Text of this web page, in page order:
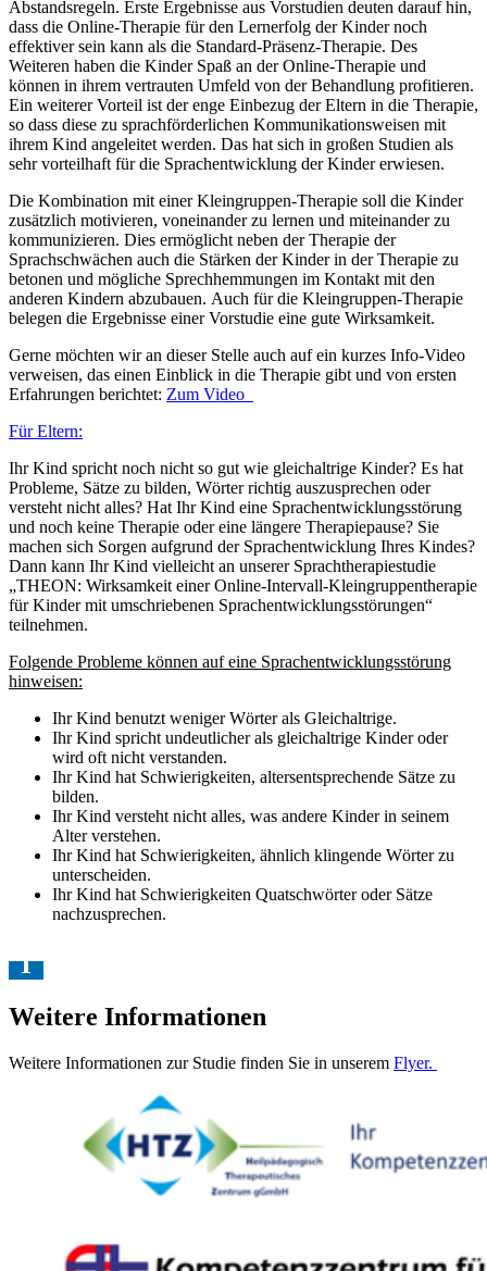
Abstandsregeln. Erste Ergebnisse aus Vorstudien deuten darauf hin,
dass die Online-Therapie für den Lernerfolg der Kinder noch
effektiver sein kann als die Standard-Präsenz-Therapie. Des
Weiteren haben die Kinder Spaß an der Online-Therapie und
können in ihrem vertrauten Umfeld von der Behandlung profitieren.
Ein weiterer Vorteil ist der enge Einbezug der Eltern in die Therapie,
so dass diese zu sprachförderlichen Kommunikationsweisen mit
ihrem Kind angeleitet werden. Das hat sich in großen Studien als
sehr vorteilhaft für die Sprachentwicklung der Kinder erwiesen.
Die Kombination mit einer Kleingruppen-Therapie soll die Kinder
zusätzlich motivieren, voneinander zu lernen und miteinander zu
kommunizieren. Dies ermöglicht neben der Therapie der
Sprachschwächen auch die Stärken der Kinder in der Therapie zu
betonen und mögliche Sprechhemmungen im Kontakt mit den
anderen Kindern abzubauen. Auch für die Kleingruppen-Therapie
belegen die Ergebnisse einer Vorstudie eine gute Wirksamkeit.
Gerne möchten wir an dieser Stelle auch auf ein kurzes Info-Video
verweisen, das einen Einblick in die Therapie gibt und von ersten
Erfahrungen berichtet: Zum Video
Für Eltern:
Ihr Kind spricht noch nicht so gut wie gleichaltrige Kinder? Es hat
Probleme, Sätze zu bilden, Wörter richtig auszusprechen oder
versteht nicht alles? Hat Ihr Kind eine Sprachentwicklungsstörung
und noch keine Therapie oder eine längere Therapiepause? Sie
machen sich Sorgen aufgrund der Sprachentwicklung Ihres Kindes?
Dann kann Ihr Kind vielleicht an unserer Sprachtherapiestudie
„THEON: Wirksamkeit einer Online-Intervall-Kleingruppentherapie
für Kinder mit umschriebenen Sprachentwicklungsstörungen“
teilnehmen.
Folgende Probleme können auf eine Sprachentwicklungsstörung
hinweisen:
Ihr Kind benutzt weniger Wörter als Gleichaltrige.
Ihr Kind spricht undeutlicher als gleichaltrige Kinder oder
wird oft nicht verstanden.
Ihr Kind hat Schwierigkeiten, altersentsprechende Sätze zu
bilden.
Ihr Kind versteht nicht alles, was andere Kinder in seinem
Alter verstehen.
Ihr Kind hat Schwierigkeiten, ähnlich klingende Wörter zu
unterscheiden.
Ihr Kind hat Schwierigkeiten Quatschwörter oder Sätze
nachzusprechen.
Weitere Informationen
Weitere Informationen zur Studie finden Sie in unserem Flyer.